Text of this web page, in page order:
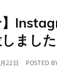
】
ました
22日 POSTED